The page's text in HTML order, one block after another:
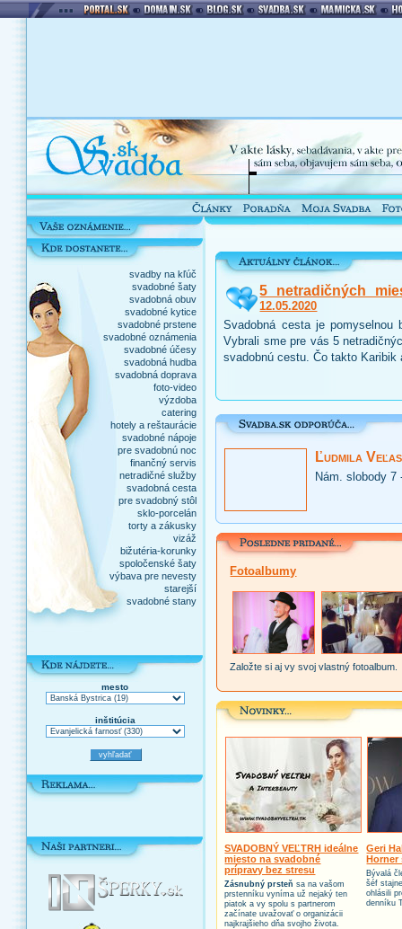
svadby na kľúč
svadobné šaty
svadobná obuv
svadobné kytice
svadobné prstene
svadobné oznámenia
svadobné účesy
svadobná hudba
svadobná doprava
foto-video
výzdoba
catering
hotely a reštaurácie
svadobné nápoje
pre svadobnú noc
finančný servis
netradičné služby
svadobná cesta
pre svadobný stôl
sklo-porcelán
torty a zákusky
vizáž
bižutéria-korunky
spoločenské šaty
výbava pre nevesty
starejší
svadobné stany
mesto
inštitúcia
5 netradičných
12.05.2020
Svadobná cesta je pomyselnou
Vybrali sme pre vás 5
svadobnú cestu. Čo takto Karibik
Ľudmila
Nám. slobody 7
Fotoalbumy
Založte si aj vy svoj vlastný fotoalbum.
SVADOBNÝ VEĽTRH ideálne
miesto na svadobné
prípravy bez stresu
Zásnubný prsteň sa na vašom
prstenníku vyníma už nejaký ten
piatok a vy spolu s partnerom
začínate uvažovať o organizácii
najkrajšieho dňa svojho života.
Geri
Horner
Bývalá
šéf
ohlásili
denníku